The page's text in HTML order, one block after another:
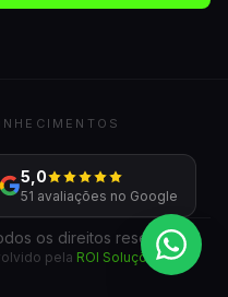
5,0
51 avaliações no Google
os direitos reservados.
pela ROI Soluções